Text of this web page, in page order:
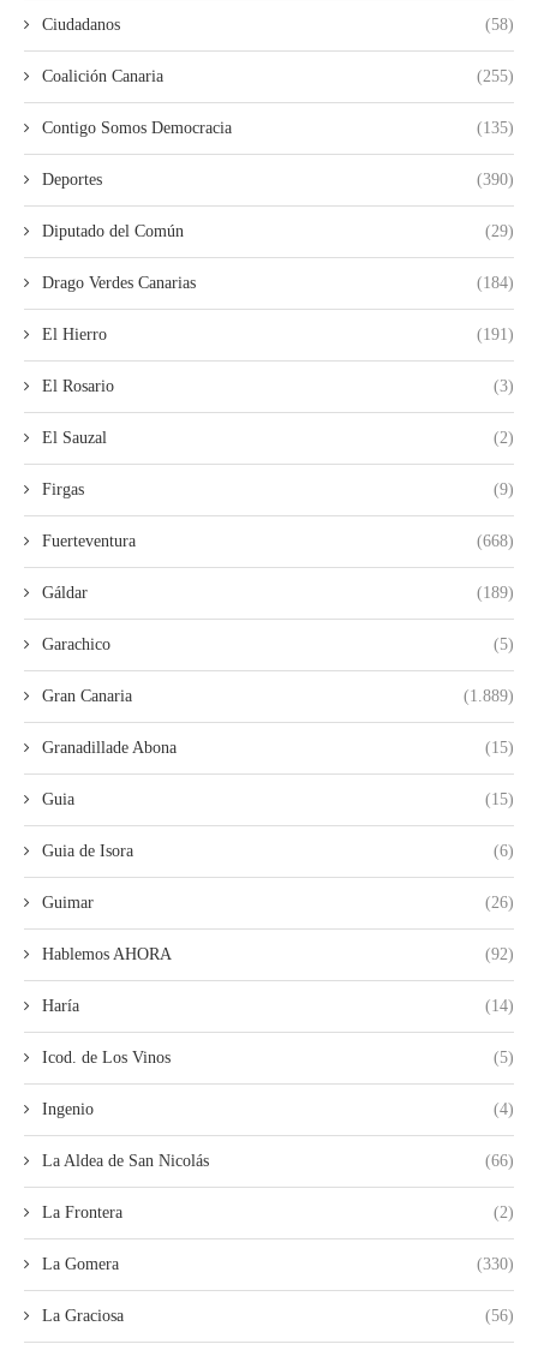
Ciudadanos (58)
Coalición Canaria (255)
Contigo Somos Democracia (135)
Deportes (390)
Diputado del Común (29)
Drago Verdes Canarias (184)
El Hierro (191)
El Rosario (3)
El Sauzal (2)
Firgas (9)
Fuerteventura (668)
Gáldar (189)
Garachico (5)
Gran Canaria (1.889)
Granadillade Abona (15)
Guia (15)
Guia de Isora (6)
Guimar (26)
Hablemos AHORA (92)
Haría (14)
Icod. de Los Vinos (5)
Ingenio (4)
La Aldea de San Nicolás (66)
La Frontera (2)
La Gomera (330)
La Graciosa (56)